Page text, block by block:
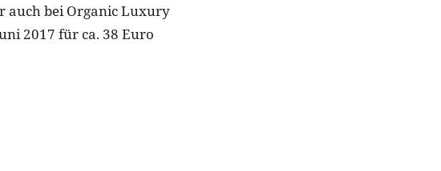
auch bei Organic Luxury
2017 für ca. 38 Euro